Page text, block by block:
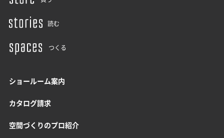
読む
つくる
ショールーム案内
カタログ請求
空間づくりのプロ紹介